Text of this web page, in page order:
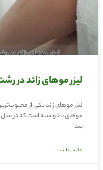
لیزر موهای زائد در
لیزر موهای زائد یکی از
موهای ناخواسته است که در
پیدا
ادامه مطلب »